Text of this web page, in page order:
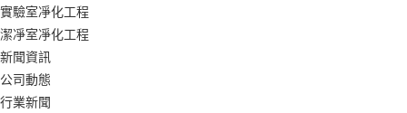
實驗室凈化工程
潔凈室凈化工程
新聞資訊
公司動態
行業新聞